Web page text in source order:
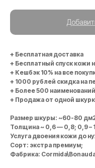
+ Бесплатная доставка
+ Бесплатный спуск кожи
+ Кешбэк 10% на все
+ 1000 рублей скидка на
+ Более 500
+ Продажа от одной
Размер шкуры: ~60-80
Толщина ~ 0,6 — 0,8; 0,9 –
Услуга двоения кожи до
Сорт: экстра премиум;
Фабрика: